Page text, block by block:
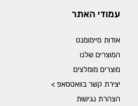
עמודי האתר
אודות מיימומנט
המוצרים שלנו
מוצרים מומלצים
יצירת קשר בוואטסאפ >
הצהרת נגישות